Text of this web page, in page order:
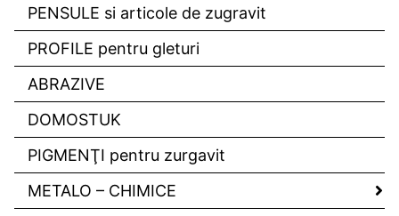
PENSULE si articole de zugravit
PROFILE pentru gleturi
ABRAZIVE
DOMOSTUK
PIGMENŢI pentru zurgavit
METALO – CHIMICE